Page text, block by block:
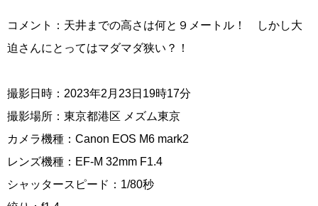
コメント：天井までの高さは何と９メートル！ しかし大
迫さんにとってはマダマダ狭い？！
撮影日時：2023年2月23日19時17分
撮影場所：東京都港区 メズム東京
カメラ機種：Canon EOS M6 mark2
レンズ機種：EF-M 32mm F1.4
シャッタースピード：1/80秒